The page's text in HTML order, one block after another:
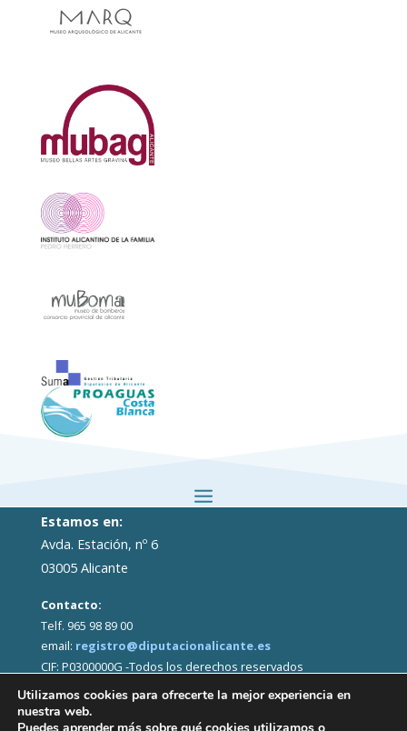
Estamos en:
Avda. Estación, nº 6
03005 Alicante
Contacto:
Telf. 965 98 89 00
email: registro@diputacionalicante.es
CIF: P0300000G -Todos los derechos reservados
Utilizamos cookies para ofrecerte la mejor experiencia en
nuestra web.